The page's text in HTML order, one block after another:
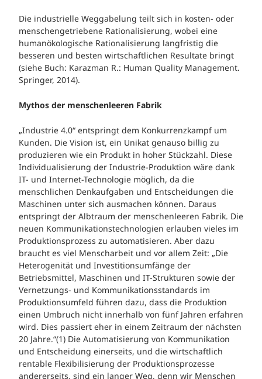
Die industrielle Weggabelung teilt sich in kosten- oder
menschengetriebene Rationalisierung, wobei eine
humanökologische Rationalisierung langfristig die
besseren und besten wirtschaftlichen Resultate bringt
(siehe Buch: Karazman R.: Human Quality Management.
Springer, 2014).
Mythos der menschenleeren Fabrik
„Industrie 4.0“ entspringt dem Konkurrenzkampf um
Kunden. Die Vision ist, ein Unikat genauso billig zu
produzieren wie ein Produkt in hoher Stückzahl. Diese
Individualisierung der Industrie-Produktion wäre dank
IT- und Internet-Technologie möglich, da die
menschlichen Denkaufgaben und Entscheidungen die
Maschinen unter sich ausmachen können. Daraus
entspringt der Albtraum der menschenleeren Fabrik. Die
neuen Kommunikationstechnologien erlauben vieles im
Produktionsprozess zu automatisieren. Aber dazu
braucht es viel Menscharbeit und vor allem Zeit: „Die
Heterogenität und Investitionsumfänge der
Betriebsmittel, Maschinen und IT-Strukturen sowie der
Vernetzungs- und Kommunikationsstandards im
Produktionsumfeld führen dazu, dass die Produktion
einen Umbruch nicht innerhalb von fünf Jahren erfahren
wird. Dies passiert eher in einem Zeitraum der nächsten
20 Jahre.“(1) Die Automatisierung von Kommunikation
und Entscheidung einerseits, und die wirtschaftlich
rentable Flexibilisierung der Produktionsprozesse
andererseits, sind ein langer Weg, denn wir Menschen